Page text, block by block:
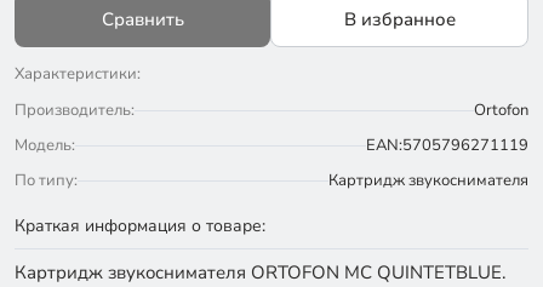
Сравнить В избранное
Характеристики:
Производитель:
Ortofon
Модель:
EAN:5705796271119
По типу:
Картридж звукоснимателя
Краткая информация о товаре:
Картридж звукоснимателя ORTOFON MC QUINTETBLUE.